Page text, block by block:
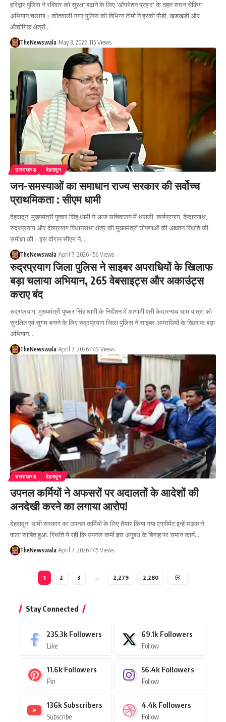
हरिद्वार पुलिस ने रविवार को सुरक्षा बढ़ाने के लिए 'ऑपरेशन प्रहार' के तहत सघन चेकिंग
अभियान चलाया। कोतवाली नगर पुलिस की विभिन्न टीमों ने हरकी पौड़ी, खड़खड़ी और
औद्योगिक क्षेत्रों…
TheNewswala May 3, 2026 115 Views
उत्तराखण्ड देहरादून
जन-समस्याओं का समाधान राज्य सरकार की सर्वोच्च
प्राथमिकता : सीएम धामी
देहरादून: मुख्यमंत्री पुष्कर सिंह धामी ने आज सचिवालय में थराली, कर्णप्रयाग, केदारनाथ,
रुद्रप्रयाग और देवप्रयाग विधानसभा क्षेत्र की मुख्यमंत्री घोषणाओं की अद्यतन स्थिति की
समीक्षा की। इस दौरान सीएम ने…
TheNewswala April 7, 2026 156 Views
रुद्रप्रयाग जिला पुलिस ने साइबर अपराधियों के खिलाफ
बड़ा चलाया अभियान, 265 वेबसाइट्स और अकाउंट्स
कराए बंद
रुद्रप्रयाग: मुख्यमंत्री पुष्कर सिंह धामी के निर्देशन में आगामी श्री केदारनाथ धाम यात्रा को
सुरक्षित एवं सुगम बनाने के लिए रुद्रप्रयाग जिला पुलिस ने साइबर अपराधियों के खिलाफ बड़ा
अभियान…
TheNewswala April 7, 2026 149 Views
उत्तराखण्ड देहरादून
उपनल कर्मियों ने अफसरों पर अदालतों के आदेशों की
अनदेखी करने का लगाया आरोप!
देहरादून: धामी सरकार का उपनल कर्मियों के लिए तैयार किया गया एग्रीमेंट इन्हें भड़काने
वाला साबित हुआ. स्थिति ये रही कि उपनल कर्मी इस अनुबंध के बिनाह पर समान कार्य…
TheNewswala April 7, 2026 145 Views
1 2 3 … 2,279 2,280
Stay Connected
235.3k Followers
Like
69.1k Followers
Follow
11.6k Followers
Pin
56.4k Followers
Follow
136k Subscribers
Subscribe
4.4k Followers
Follow